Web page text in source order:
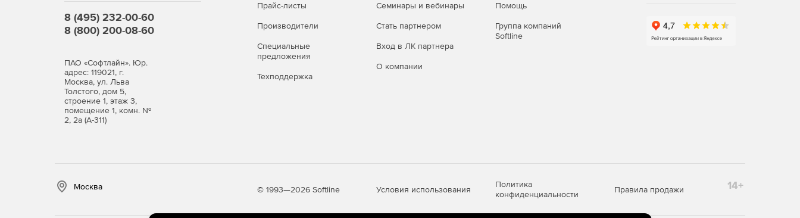
8 (495) 232-00-60
8 (800) 200-08-60
ПАО «Софтлайн». Юр.
адрес: 119021, г.
Москва, ул. Льва
Толстого, дом 5,
строение 1, этаж 3,
помещение 1, комн. №
2, 2а (А-311)
Прайс-листы
Производители
Специальные
предложения
Техподдержка
Семинары и вебинары
Стать партнером
Вход в ЛК партнера
О компании
Помощь
Группа компаний
Softline
Москва © 1993—2026 Softline Условия использования
Политика
конфиденциальности
Правила продажи 14+